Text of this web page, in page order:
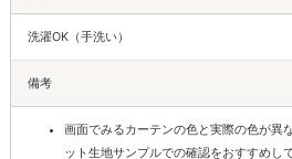
洗濯OK（手洗い）
備考
画面でみるカーテンの色と実際の色が異
ット生地サンプルでの確認をおすすめし